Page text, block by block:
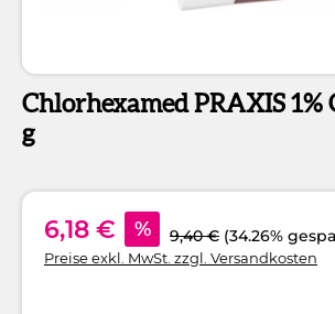
Chlorhexamed PRAXIS 1%
g
6,18 € % 9,40 € (34.26%
Preise exkl. MwSt. zzgl. Versandkosten